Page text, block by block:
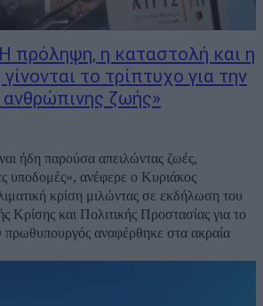
πρόληψη, η καταστολή και η
το τρίπτυχο για την
ζωής»
ήδη παρούσα απειλώντας ζωές,
υποδομές», ανέφερε ο Κυριάκος
κρίση μιλώντας σε εκδήλωση του
Κρίσης και Πολιτικής Προστασίας για το
αναφέρθηκε στα ακραία